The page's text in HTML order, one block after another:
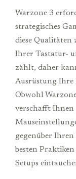
Warzone 3
strategisches
diese
Ihrer Tastatur-
zählt, daher
Ausrüstung Ihre
Obwohl
verschafft Ihnen
gegenüber
besten
Setups